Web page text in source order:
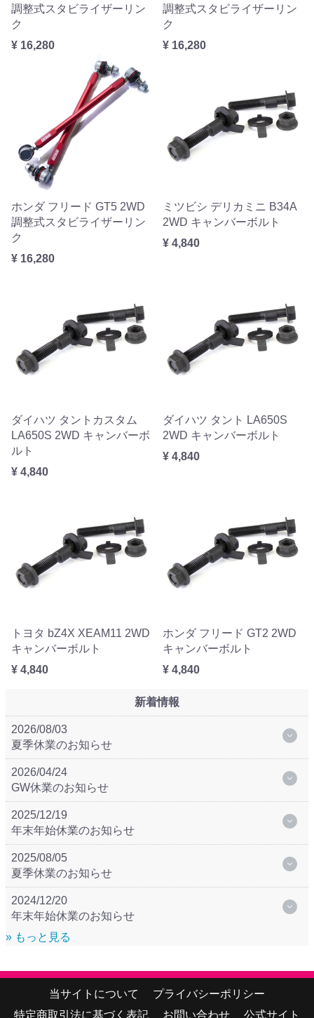
調整式スタビライザーリン
ク
¥ 16,280
調整式スタビライザーリン
ク
¥ 16,280
ホンダ フリード GT5 2WD
調整式スタビライザーリン
ク
¥ 16,280
ミツビシ デリカミニ B34A
2WD キャンバーボルト
¥ 4,840
ダイハツ タントカスタム
LA650S 2WD キャンバーボ
ルト
¥ 4,840
ダイハツ タント LA650S
2WD キャンバーボルト
¥ 4,840
トヨタ bZ4X XEAM11 2WD
キャンバーボルト
¥ 4,840
ホンダ フリード GT2 2WD
キャンバーボルト
¥ 4,840
新着情報
2026/08/03
夏季休業のお知らせ
2026/04/24
GW休業のお知らせ
2025/12/19
年末年始休業のお知らせ
2025/08/05
夏季休業のお知らせ
2024/12/20
年末年始休業のお知らせ
» もっと見る
当サイトについて
プライバシーポリシー
特定商取引法に基づく表記
お問い合わせ 公式サイト